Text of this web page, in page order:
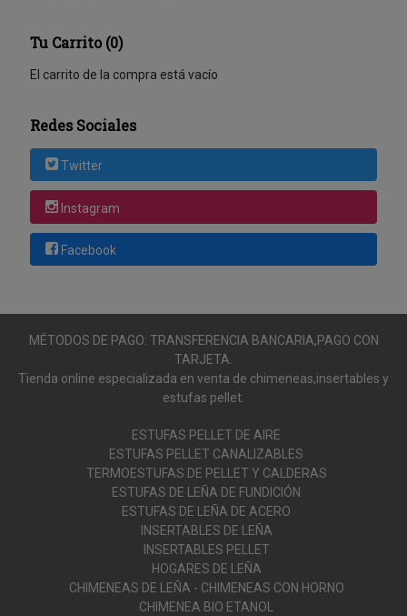
Tu Carrito (0)
El carrito de la compra está vacío
Redes Sociales
Twitter
Instagram
Facebook
MÉTODOS DE PAGO: TRANSFERENCIA BANCARIA,PAGO CON
TARJETA.
Tienda online especializada en venta de chimeneas,insertables y
estufas pellet.
ESTUFAS PELLET DE AIRE
ESTUFAS PELLET CANALIZABLES
TERMOESTUFAS DE PELLET Y CALDERAS
ESTUFAS DE LEÑA DE FUNDICIÓN
ESTUFAS DE LEÑA DE ACERO
INSERTABLES DE LEÑA
INSERTABLES PELLET
HOGARES DE LEÑA
CHIMENEAS DE LEÑA - CHIMENEAS CON HORNO
CHIMENEA BIO ETANOL